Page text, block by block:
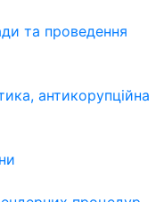
та проведення
антикорупційна